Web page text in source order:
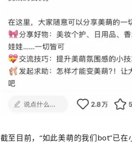
截至目前，“如此美萌的我们bot”已